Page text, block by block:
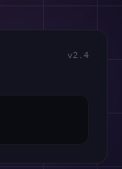
v2.4